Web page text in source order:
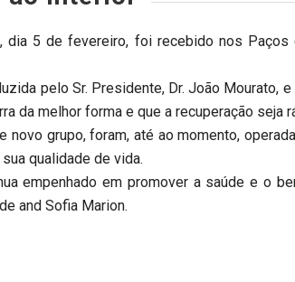
dia 5 de fevereiro, foi recebido nos
pelo Sr. Presidente, Dr. João Mourato,
da melhor forma e que a recuperação seja
novo grupo, foram, até ao momento,
qualidade de vida.
empenhado em promover a saúde e o
and Sofia Marion.